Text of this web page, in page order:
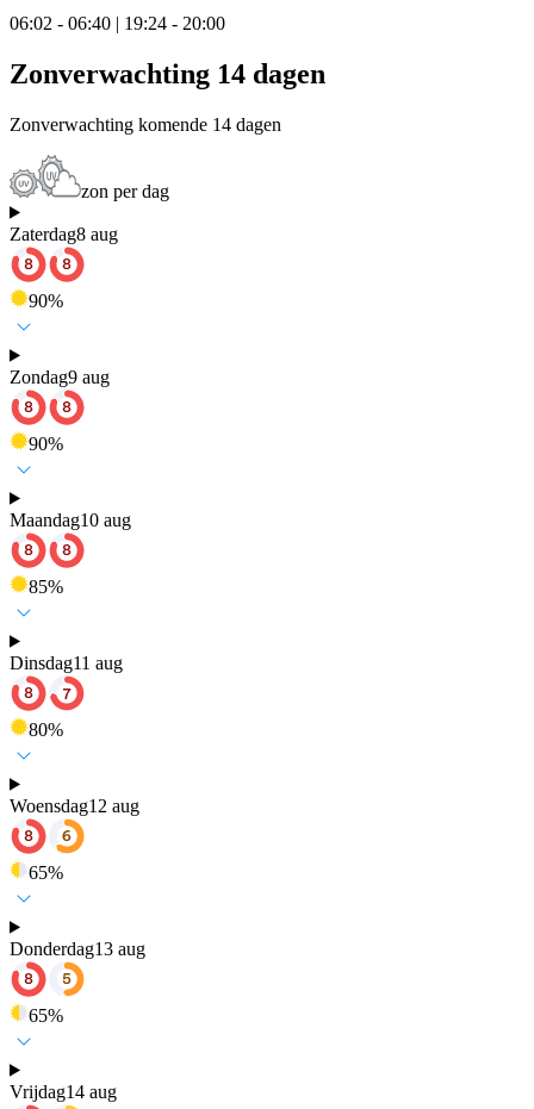
06:02 - 06:40 | 19:24 - 20:00
Zonverwachting 14 dagen
Zonverwachting komende 14 dagen
zon per dag
Zaterdag8 aug
90%
Zondag9 aug
90%
Maandag10 aug
85%
Dinsdag11 aug
80%
Woensdag12 aug
65%
Donderdag13 aug
65%
Vrijdag14 aug